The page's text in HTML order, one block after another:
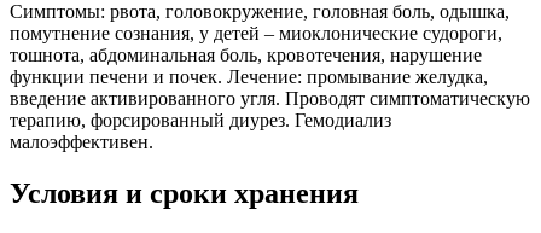
Симптомы: рвота, головокружение, головная боль, одышка,
помутнение сознания, у детей – миоклонические судороги,
тошнота, абдоминальная боль, кровотечения, нарушение
функции печени и почек. Лечение: промывание желудка,
введение активированного угля. Проводят симптоматическую
терапию, форсированный диурез. Гемодиализ
малоэффективен.
Условия и сроки хранения